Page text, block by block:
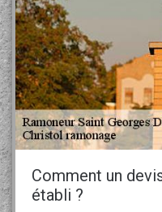
Comment un
établi ?